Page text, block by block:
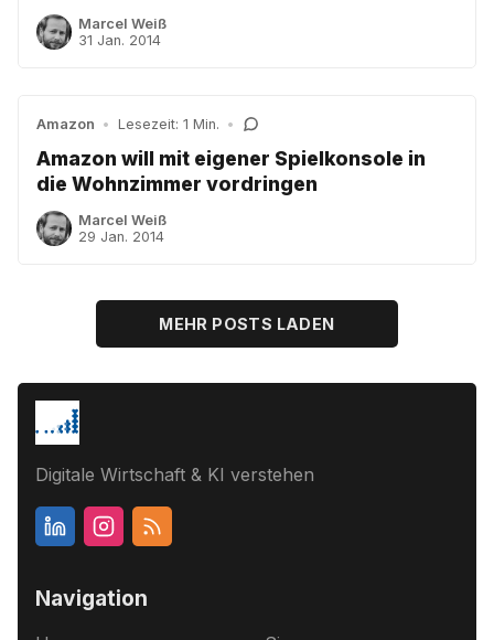
Marcel Weiß
31 Jan. 2014
Amazon • Lesezeit: 1 Min. •
Amazon will mit eigener Spielkonsole in
die Wohnzimmer vordringen
Marcel Weiß
29 Jan. 2014
MEHR POSTS LADEN
Digitale Wirtschaft & KI verstehen
Navigation